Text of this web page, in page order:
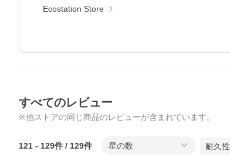
Ecostation Store
すべてのレビュー
※他ストアの同じ商品のレビューが含まれています。
121 - 129件 / 129件 星の数 耐久性